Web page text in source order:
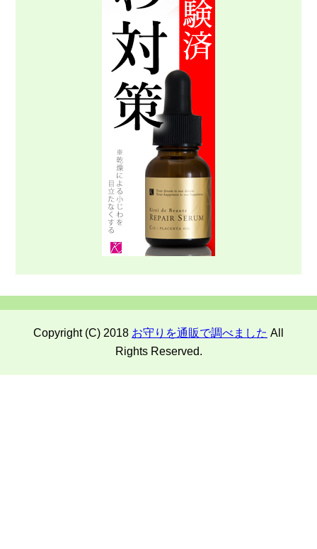
Copyright (C) 2018 お守りを通販で調べました All
Rights Reserved.